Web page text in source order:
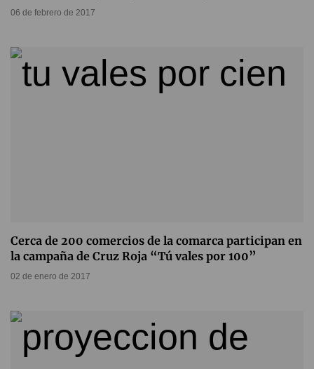
06 de febrero de 2017
Cerca de 200 comercios de la comarca participan en
la campaña de Cruz Roja “Tú vales por 100”
02 de enero de 2017